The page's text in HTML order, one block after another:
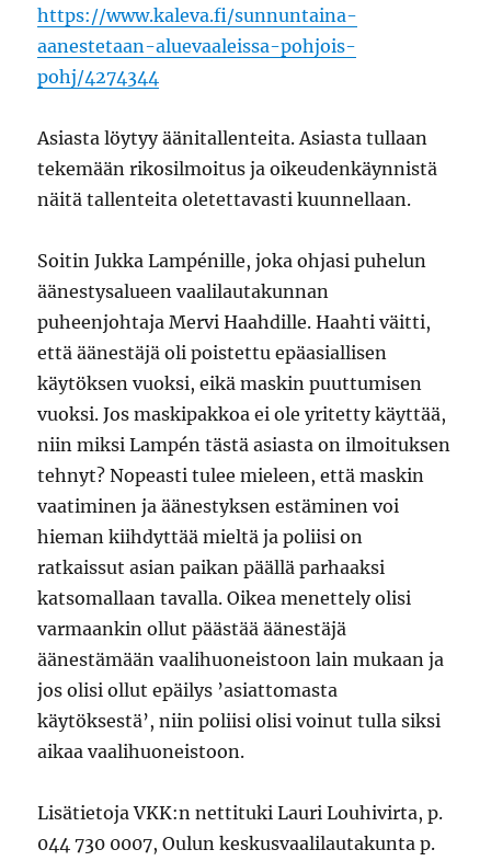
https://www.kaleva.fi/sunnuntaina-
aanestetaan-aluevaaleissa-pohjois-
pohj/4274344
Asiasta löytyy äänitallenteita. Asiasta tullaan
tekemään rikosilmoitus ja oikeudenkäynnistä
näitä tallenteita oletettavasti kuunnellaan.
Soitin Jukka Lampénille, joka ohjasi puhelun
äänestysalueen vaalilautakunnan
puheenjohtaja Mervi Haahdille. Haahti väitti,
että äänestäjä oli poistettu epäasiallisen
käytöksen vuoksi, eikä maskin puuttumisen
vuoksi. Jos maskipakkoa ei ole yritetty käyttää,
niin miksi Lampén tästä asiasta on ilmoituksen
tehnyt? Nopeasti tulee mieleen, että maskin
vaatiminen ja äänestyksen estäminen voi
hieman kiihdyttää mieltä ja poliisi on
ratkaissut asian paikan päällä parhaaksi
katsomallaan tavalla. Oikea menettely olisi
varmaankin ollut päästää äänestäjä
äänestämään vaalihuoneistoon lain mukaan ja
jos olisi ollut epäilys ’asiattomasta
käytöksestä’, niin poliisi olisi voinut tulla siksi
aikaa vaalihuoneistoon.
Lisätietoja VKK:n nettituki Lauri Louhivirta, p.
044 730 0007, Oulun keskusvaalilautakunta p.